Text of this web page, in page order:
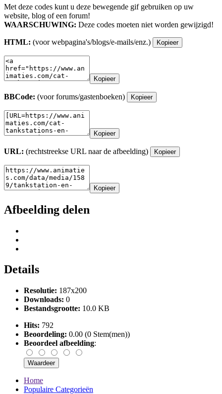
Met deze codes kunt u deze bewegende gif gebruiken op uw
website, blog of een forum!
WAARSCHUWING: Deze codes moeten niet worden gewijzigd!
HTML: (voor webpagina's/blogs/e-mails/enz.) Kopieer
Kopieer
BBCode: (voor forums/gastenboeken) Kopieer
Kopieer
URL: (rechtstreekse URL naar de afbeelding) Kopieer
Kopieer
Afbeelding delen
Details
Resolutie: 187x200
Downloads: 0
Bestandsgrootte: 10.0 KB
Hits: 792
Beoordeling: 0.00 (0 Stem(men))
Beoordeel afbeelding:
Home
Populaire Categorieën